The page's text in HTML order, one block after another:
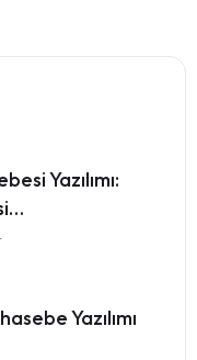
Yazılımı:
Yazılımı